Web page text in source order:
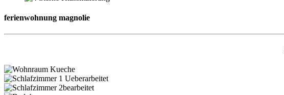
ferienwohnung magnolie